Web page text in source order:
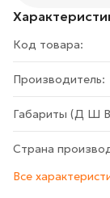
Код товара:
Производитель:
Габариты (Д Ш
Страна
Все